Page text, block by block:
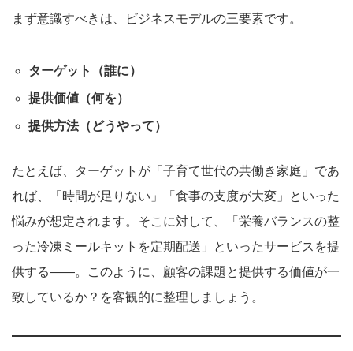
まず意識すべきは、ビジネスモデルの三要素です。
ターゲット（誰に）
提供価値（何を）
提供方法（どうやって）
たとえば、ターゲットが「子育て世代の共働き家庭」であ
れば、「時間が足りない」「食事の支度が大変」といった
悩みが想定されます。そこに対して、「栄養バランスの整
った冷凍ミールキットを定期配送」といったサービスを提
供する——。このように、顧客の課題と提供する価値が一
致しているか？を客観的に整理しましょう。